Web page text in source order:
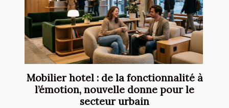
Mobilier hotel : de la fonctionnalité à
l’émotion, nouvelle donne pour le
secteur urbain